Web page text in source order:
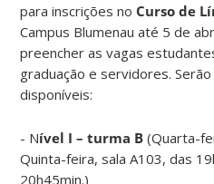
para inscrições no Curso de
Campus Blumenau até 5 de
preencher as vagas
graduação e servidores.
disponíveis:
- Nível I – turma B(Quarta-
Quinta-feira, sala A103, das
20h45min.)